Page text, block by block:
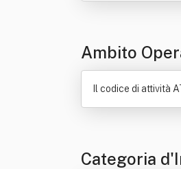
Ambito
Il codice di attività
Categoria